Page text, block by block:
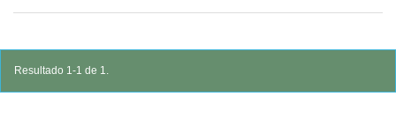
Resultado 1-1 de 1.